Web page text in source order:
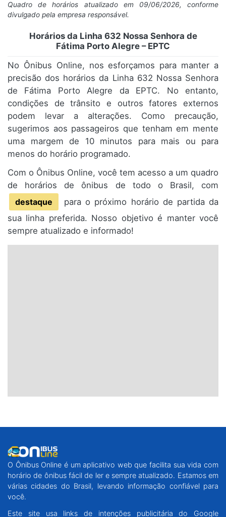
Quadro de horários atualizado em 09/06/2026, conforme
divulgado pela empresa responsável.
Horários da Linha 632 Nossa Senhora de
Fátima Porto Alegre – EPTC
No Ônibus Online, nos esforçamos para manter a
precisão dos horários da Linha 632 Nossa Senhora
de Fátima Porto Alegre da EPTC. No entanto,
condições de trânsito e outros fatores externos
podem levar a alterações. Como precaução,
sugerimos aos passageiros que tenham em mente
uma margem de 10 minutos para mais ou para
menos do horário programado.
Com o Ônibus Online, você tem acesso a um quadro
de horários de ônibus de todo o Brasil, com
destaque
para o próximo horário de partida da
sua linha preferida. Nosso objetivo é manter você
sempre atualizado e informado!
O Ônibus Online é um aplicativo web que facilita sua vida com
horário de ônibus fácil de ler e sempre atualizado. Estamos em
várias cidades do Brasil, levando informação confiável para
você.
Este site usa links de intenções publicitária do Google